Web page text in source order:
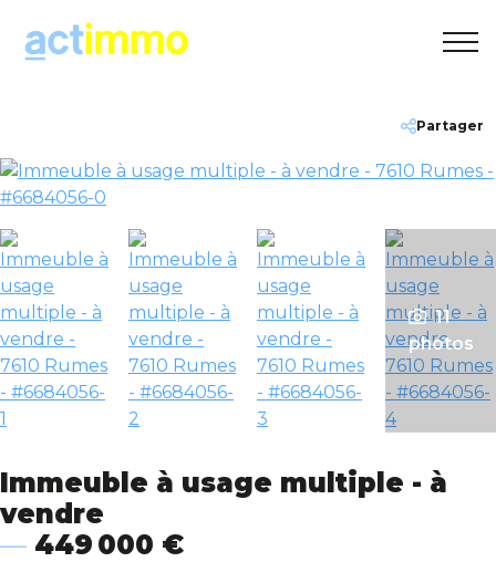
Accueil
A vendre
A louer
A propos
Blog
Immeuble à usage multiple - à
vendre
449 000 €
Partager
11
photos